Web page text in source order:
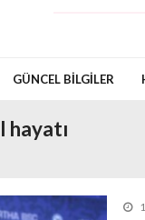
GÜNCEL BILGILER
hayatı